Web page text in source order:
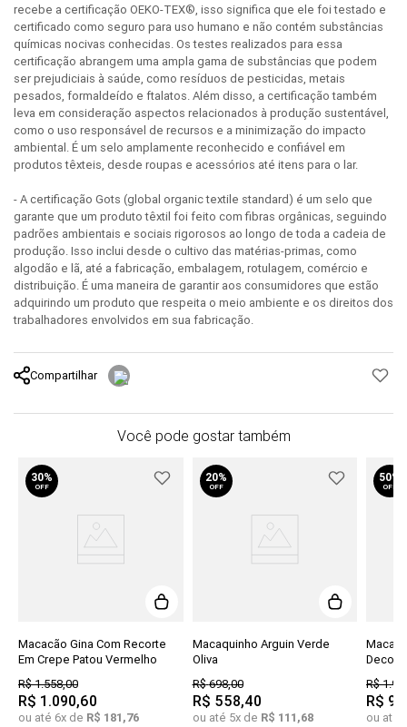
recebe a certificação OEKO-TEX®, isso significa que ele foi testado e
certificado como seguro para uso humano e não contém substâncias
químicas nocivas conhecidas. Os testes realizados para essa
certificação abrangem uma ampla gama de substâncias que podem
ser prejudiciais à saúde, como resíduos de pesticidas, metais
pesados, formaldeído e ftalatos. Além disso, a certificação também
leva em consideração aspectos relacionados à produção sustentável,
como o uso responsável de recursos e a minimização do impacto
ambiental. É um selo amplamente reconhecido e confiável em
produtos têxteis, desde roupas e acessórios até itens para o lar.
- A certificação Gots (global organic textile standard) é um selo que
garante que um produto têxtil foi feito com fibras orgânicas, seguindo
padrões ambientais e sociais rigorosos ao longo de toda a cadeia de
produção. Isso inclui desde o cultivo das matérias-primas, como
algodão e lã, até a fabricação, embalagem, rotulagem, comércio e
distribuição. É uma maneira de garantir aos consumidores que estão
adquirindo um produto que respeita o meio ambiente e os direitos dos
trabalhadores envolvidos em sua fabricação.
Compartilhar
Você pode gostar também
30%
OFF
Macacão Gina Com Recorte
Em Crepe Patou Vermelho
R$1.558,00
R$ 1 .090,60
ou até 6x de R$ 181,76
20%
OFF
Macaquinho Arguin Verde
Oliva
R$698,00
R$ 558,40
ou até 5x de R$ 111,68
50%
OFF
R$1.
R$
ou até